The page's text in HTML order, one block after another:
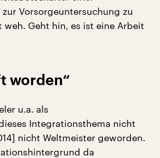
Vorsorgeuntersuchung zu
Geht hin, es ist eine Arbeit
worden“
u.a. als
Integrationsthema nicht
nicht Weltmeister geworden.
da